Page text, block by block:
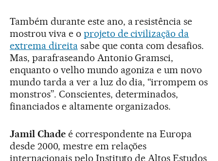
Também durante este ano, a resistência se
mostrou viva e o projeto de civilização da
extrema direitasabe que conta com desafios.
Mas, parafraseando Antonio Gramsci,
enquanto o velho mundo agoniza e um novo
mundo tarda a ver a luz do dia, “irrompem os
monstros”. Conscientes, determinados,
financiados e altamente organizados.
Jamil Chadeé correspondente na Europa
desde 2000, mestre em relações
internacionais pelo Instituto de Altos Estudos